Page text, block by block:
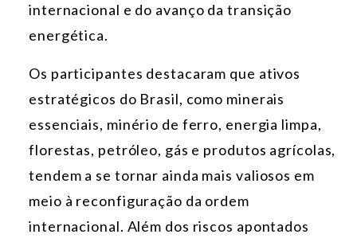
internacional e do avanço da transição
energética.
Os participantes destacaram que ativos
estratégicos do Brasil, como minerais
essenciais, minério de ferro, energia limpa,
florestas, petróleo, gás e produtos agrícolas,
tendem a se tornar ainda mais valiosos em
meio à reconfiguração da ordem
internacional. Além dos riscos apontados